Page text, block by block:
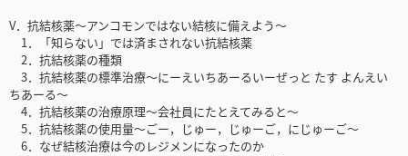
V．抗結核薬〜アンコモンではない結核に備えよう〜
1．「知らない」では済まされない抗結核薬
2．抗結核薬の種類
3．抗結核薬の標準治療〜にーえいちあーるいーぜっと たす よんえい
ちあーる〜
4．抗結核薬の治療原理〜会社員にたとえてみると〜
5．抗結核薬の使用量〜ごー，じゅー，じゅーご，にじゅーご〜
6．なぜ結核治療は今のレジメンになったのか